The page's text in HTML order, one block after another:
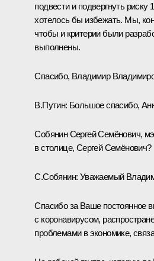
подвести и подвергнуть риску
хотелось бы избежать. Мы,
чтобы и критерии были
выполнены.
Спасибо, Владимир
В.Путин: Большое спасибо,
Собянин Сергей Семёнович,
в столице, Сергей Семёнович?
С.Собянин: Уважаемый
Спасибо за Ваше постоянное
с коронавирусом,
проблемами в экономике,